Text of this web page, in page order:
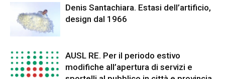
Denis Santachiara. Estasi dell’artificio,
design dal 1966
AUSL RE. Per il periodo estivo
modifiche all’apertura di servizi e